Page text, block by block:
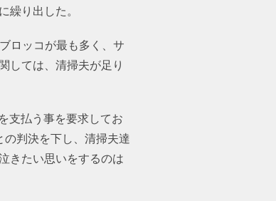
繰り出した。
ロッコが最も多く、サ
しては、清掃夫が足り
支払う事を要求してお
判決を下し、清掃夫達
きたい思いをするのは